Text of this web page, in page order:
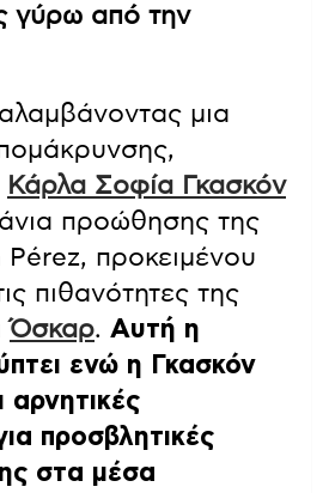
γύρω από την
μια
Κάρλα Σοφία Γκασκόν
προώθησης της
προκειμένου
πιθανότητες της
Όσκαρ. Αυτή η
ενώ η Γκασκόν
αρνητικές
προσβλητικές
στα μέσα